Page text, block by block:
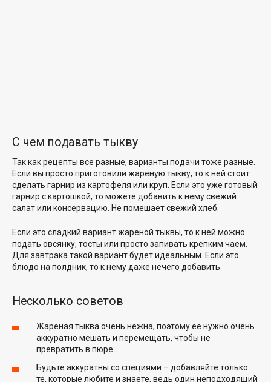
С чем подавать тыкву
Так как рецепты все разные, варианты подачи тоже разные.
Если вы просто приготовили жареную тыкву, то к ней стоит
сделать гарнир из картофеля или круп. Если это уже готовый
гарнир с картошкой, то можете добавить к нему свежий
салат или консервацию. Не помешает свежий хлеб.
Если это сладкий вариант жареной тыквы, то к ней можно
подать овсянку, тосты или просто запивать крепким чаем.
Для завтрака такой вариант будет идеальным. Если это
блюдо на полдник, то к нему даже нечего добавить.
Несколько советов
Жареная тыква очень нежна, поэтому ее нужно очень
аккуратно мешать и перемещать, чтобы не
превратить в пюре.
Будьте аккуратны со специями – добавляйте только
те, которые любите и знаете, ведь один неподходящий